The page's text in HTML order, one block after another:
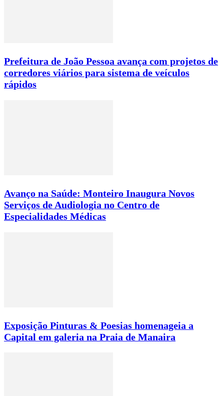
Prefeitura de João Pessoa avança com projetos de
corredores viários para sistema de veículos
rápidos
Avanço na Saúde: Monteiro Inaugura Novos
Serviços de Audiologia no Centro de
Especialidades Médicas
Exposição Pinturas & Poesias homenageia a
Capital em galeria na Praia de Manaira